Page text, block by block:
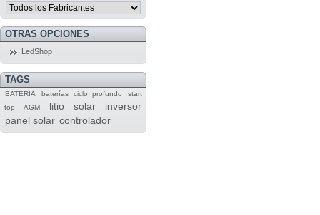
OTRAS OPCIONES
LedShop
TAGS
BATERIA baterías ciclo profundo
start
top
AGM litio solar
inversor
panel solar controlador